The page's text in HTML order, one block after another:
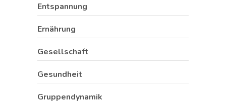
Entspannung
Ernährung
Gesellschaft
Gesundheit
Gruppendynamik